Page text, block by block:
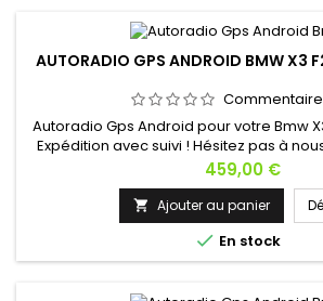
AUTORADIO GPS ANDROID BMW X3
Autoradio Gps Android pour votre Bmw X3
Expédition avec suivi ! Hésitez pas à
avez une question !
Prix
459,00 €
 Ajouter au panier
 En stock